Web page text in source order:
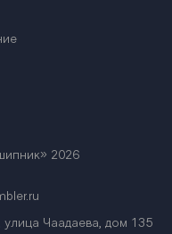
2026
улица Чаадаева, дом 135